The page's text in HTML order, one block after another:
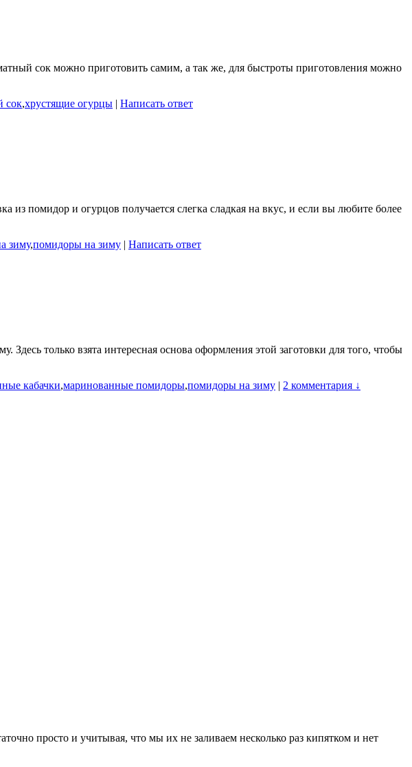
сок можно приготовить самим, а так же, для быстроты приготовления можно
сок,хрустящие огурцы | Написать ответ
из помидор и огурцов получается слегка сладкая на вкус, и если вы любите более
зиму,помидоры на зиму | Написать ответ
только взята интересная основа оформления этой заготовки для того, чтобы
кабачки,маринованные помидоры,помидоры на зиму | 2 комментария ↓
просто и учитывая, что мы их не заливаем несколько раз кипятком и нет